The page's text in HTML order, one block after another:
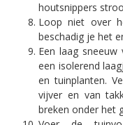
houtsnippers
Loop niet over
beschadig je het
Een laag
een isolerend
en tuinplanten.
vijver en van
breken onder het